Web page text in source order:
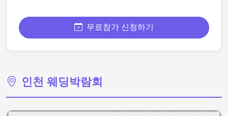
무료참가 신청하기
인천 웨딩박람회